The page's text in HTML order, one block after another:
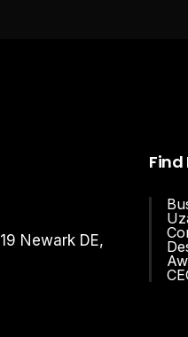
Newark DE,
Find